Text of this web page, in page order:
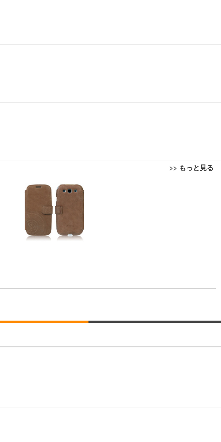
>> もっと見る
面昇降 強化ナイロン樹脂ベース 通気性メッシュ 在宅ワーク H-WY01
跳ね上げ式アームレスト 3Dヘッドレスト ハンガー付き 高反発クッ
ー付き コンパクト 幅52×奥行58.5×高さ84～96cm テレワーク 在宅
整 スイベル VESA対応 ComfortView ビジネス向け
量子ドット 残像低減 (3年保証 | 輝点保証 | 日本メーカー)
1) (ケース販売)